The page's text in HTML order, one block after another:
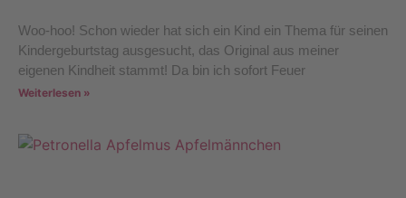
Woo-hoo! Schon wieder hat sich ein Kind ein Thema für seinen
Kindergeburtstag ausgesucht, das Original aus meiner
eigenen Kindheit stammt! Da bin ich sofort Feuer
Weiterlesen »